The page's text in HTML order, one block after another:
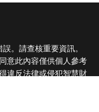
。請查核重要資訊。
意此內容僅供個人參考
違反法律或侵犯智慧財